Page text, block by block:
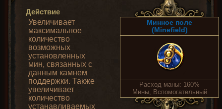
Действие
Увеличивает
максимальное
количество
возможных
установленных
мин, связанных с
данным камнем
поддержки. Также
увеличивает
количество
устанавливаемых
Минное поле
(Minefield)
Расход маны: 160%
Мины, Вспомогательный